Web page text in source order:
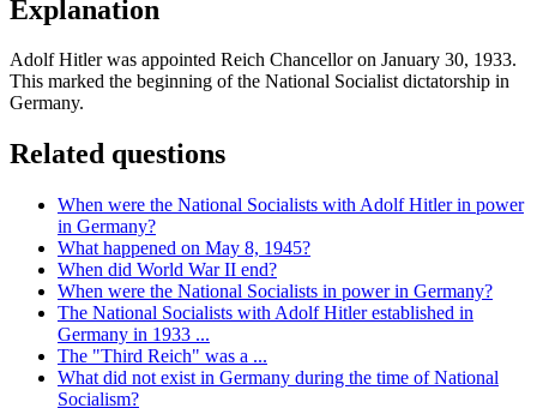
Explanation
Adolf Hitler was appointed Reich Chancellor on January 30, 1933.
This marked the beginning of the National Socialist dictatorship in
Germany.
Related questions
When were the National Socialists with Adolf Hitler in power
in Germany?
What happened on May 8, 1945?
When did World War II end?
When were the National Socialists in power in Germany?
The National Socialists with Adolf Hitler established in
Germany in 1933 ...
The "Third Reich" was a ...
What did not exist in Germany during the time of National
Socialism?